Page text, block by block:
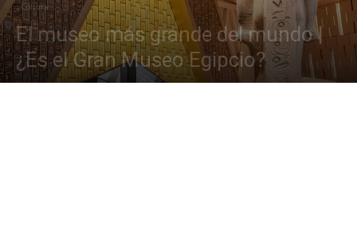
Cultura
El museo más grande del mundo |
¿Es el Gran Museo Egipcio?